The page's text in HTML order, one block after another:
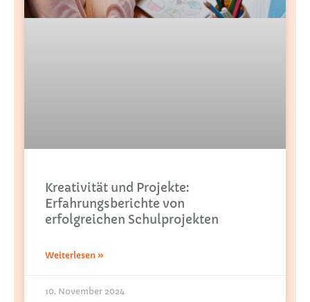
Kreativität und Projekte:
Erfahrungsberichte von
erfolgreichen Schulprojekten
Weiterlesen »
10. November 2024